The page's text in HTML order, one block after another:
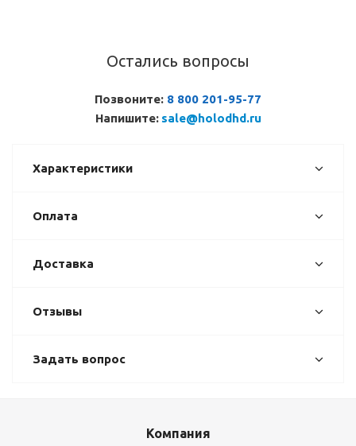
Остались вопросы
Позвоните: 8 800 201-95-77
Напишите: sale@holodhd.ru
Характеристики
Оплата
Доставка
Отзывы
Задать вопрос
Компания